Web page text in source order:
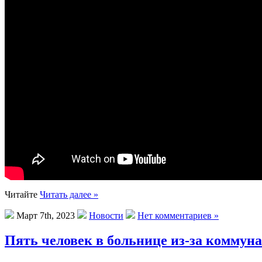
Читайте Читать далее »
Март 7th, 2023 Новости Нет комментариев »
Пять человек в больнице из-за